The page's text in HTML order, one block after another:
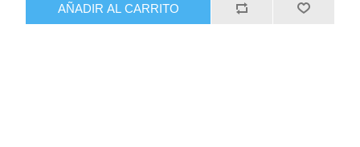
AÑADIR AL CARRITO